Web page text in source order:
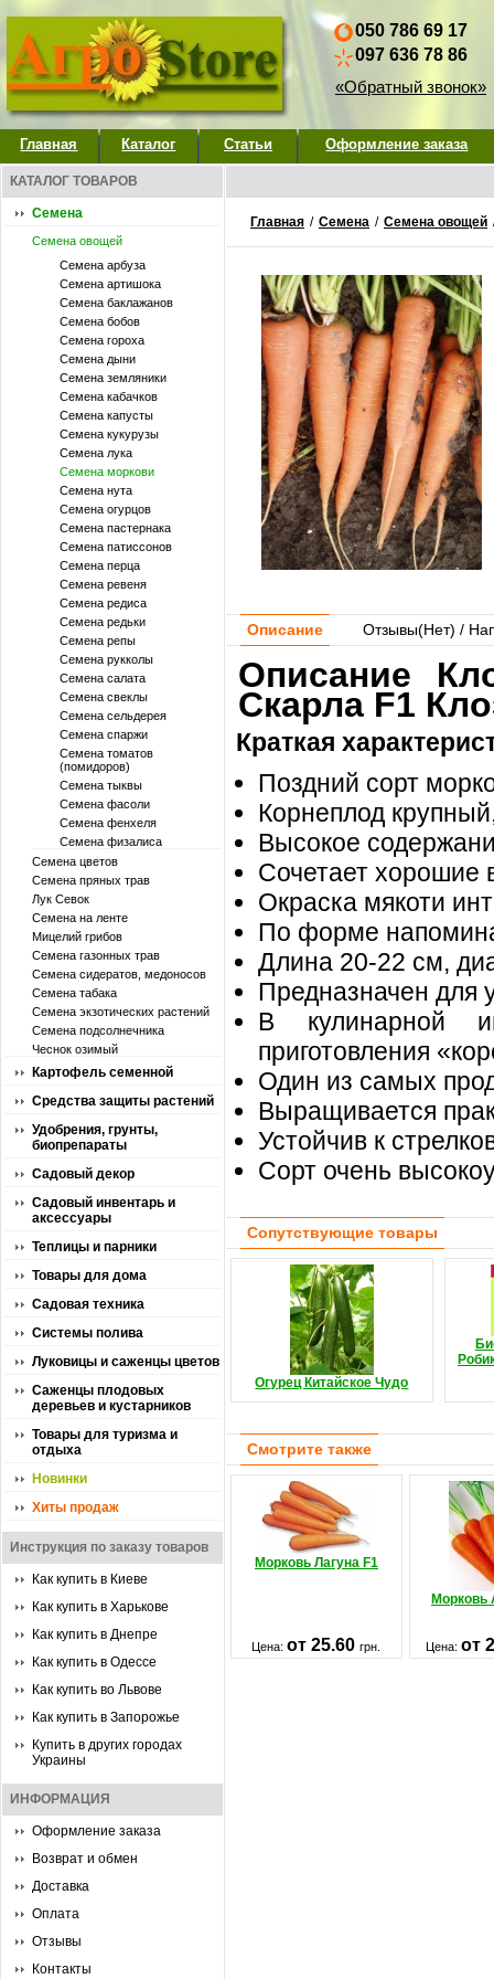
050 786 69 17
097 636 78 86
«Обратный звонок»
Главная Каталог Статьи Оформление заказа
КАТАЛОГ ТОВАРОВ
Семена
Семена овощей
Семена арбуза
Семена артишока
Семена баклажанов
Семена бобов
Семена гороха
Семена дыни
Семена земляники
Семена кабачков
Семена капусты
Семена кукурузы
Семена лука
Семена моркови
Семена нута
Семена огурцов
Семена пастернака
Семена патиссонов
Семена перца
Семена ревеня
Семена редиса
Семена редьки
Семена репы
Семена рукколы
Семена салата
Семена свеклы
Семена сельдерея
Семена спаржи
Семена томатов
(помидоров)
Семена тыквы
Семена фасоли
Семена фенхеля
Семена физалиса
Семена цветов
Семена пряных трав
Лук Севок
Семена на ленте
Мицелий грибов
Семена газонных трав
Семена сидератов, медоносов
Семена табака
Семена экзотических растений
Семена подсолнечника
Чеснок озимый
Картофель семенной
Средства защиты растений
Удобрения, грунты,
биопрепараты
Садовый декор
Садовый инвентарь и
аксессуары
Теплицы и парники
Товары для дома
Садовая техника
Системы полива
Луковицы и саженцы цветов
Саженцы плодовых
деревьев и кустарников
Товары для туризма и
отдыха
Новинки
Хиты продаж
Инструкция по заказу товаров
Как купить в Киеве
Как купить в Харькове
Как купить в Днепре
Как купить в Одессе
Как купить во Львове
Как купить в Запорожье
Купить в других городах
Украины
ИНФОРМАЦИЯ
Оформление заказа
Возврат и обмен
Доставка
Оплата
Отзывы
Контакты
Главная / Семена / Семена овощей
Описание Отзывы(Нет) /
Описание
Скарла F1
Краткая
Поздний сорт
Корнеплод
Высокое
Сочетает хорошие
Окраска мякоти
По форме
Длина 20-22 см,
Предназначен для
В кулинарной
приготовления
Один из самых
Выращивается
Устойчив к
Сорт очень
Сопутствующие товары
Огурец Китайское Чудо
Смотрите также
Морковь Лагуна F1
Морковь
Цена:от 25.60грн. Цена: от